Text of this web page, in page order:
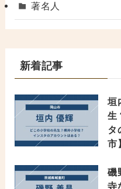
著名人
新着記事
垣
生
タ
市
磯
寺